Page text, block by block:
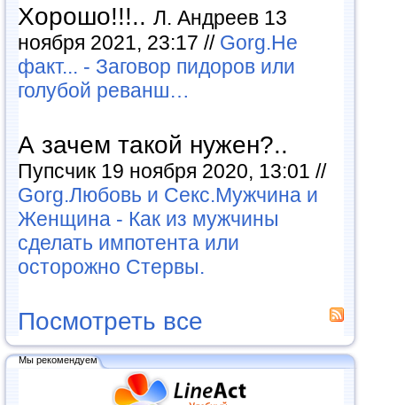
Хорошо!!!.. Л. Андреев 13
ноября 2021, 23:17 // Gorg.Не
факт... - Заговор пидоров или
голубой реванш…
А зачем такой нужен?..
Пупсчик 19 ноября 2020, 13:01 //
Gorg.Любовь и Секс.Мужчина и
Женщина - Как из мужчины
сделать импотента или
осторожно Стервы.
Посмотреть все
Мы рекомендуем